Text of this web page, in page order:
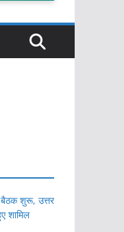
बैठक शुरू, उत्तर
शामिल